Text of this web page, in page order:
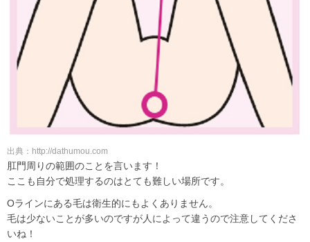
出典：http://dathumou.com
肛門周りの範囲のことを言います！
ここも自分で処理するのはとても難しい場所です。
Oラインにある毛は衛生的にもよくありません。
毛は少ないことが多いのですが人によって違うので注意してくださ
いね！